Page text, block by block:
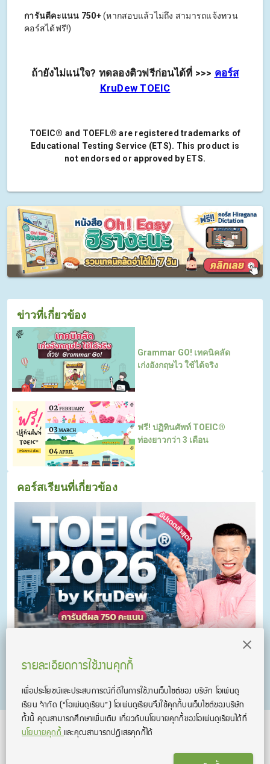
การันตีคะแนน 750+(หากสอบแล้วไม่ถึง สามารถแจ้งทวน
คอร์สได้ฟรี!)
ถ้ายังไม่แน่ใจ? ทดลองติวฟรีก่อนได้ที่ >>> คอร์ส
KruDew TOEIC
TOEIC® and TOEFL® are registered trademarks of
Educational Testing Service (ETS). This product is
not endorsed or approved by ETS.
ข่าวที่เกี่ยวข้อง
Grammar GO! เทคนิคลัด
เก่งอังกฤษไว ใช้ได้จริง
ฟรี! ปฏิทินศัพท์ TOEIC®
ท่องยาวกว่า 3 เดือน
คอร์สเรียนที่เกี่ยวข้อง
คอร์ส KruDew ติวสอบ TOEICⓇ เก็งข้อสอบ พร้อมเทคนิคเพียบ อัพ
คะแนนได้พุ่งพรวด ในเวลาไม่ถึงเดือน!
รายละเอียดการใช้งานคุกกี้
เพื่อประโยชน์และประสบการณ์ที่ดีในการใช้งานเว็บไซต์ของ บริษัท โอเพ่นดู
เรียน จํากัด (“โอเพ่นดูเรียน”)โอเพ่นดูเรียนจึงใช้คุกกี้บนเว็บไซต์ของบริษัท
ทั้งนี้ คุณสามารถศึกษาเพิ่มเติม เกี่ยวกับนโยบายคุกกี้ของโอเพ่นดูเรียนได้ที่
นโยบายคุกกี้และคุณสามารถปฏิเสธคุกกี้ได้